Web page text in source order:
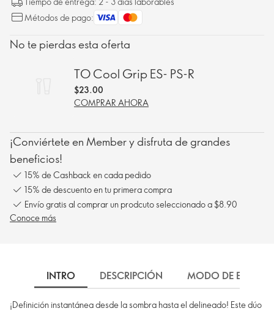
Métodos de pago:
No te pierdas esta oferta
TO Cool Grip ES- PS-R
$23.00
COMPRAR AHORA
¡Conviértete en Member y disfruta de grandes
beneficios!
15% de Cashback en cada pedido
15% de descuento en tu primera compra
Envío gratis al comprar un prodcuto seleccionado a $8.90
Conoce más
INTRO DESCRIPCIÓN MODO DE EMPLEO
¡Definición instantánea desde la sombra hasta el delineado! Este dúo